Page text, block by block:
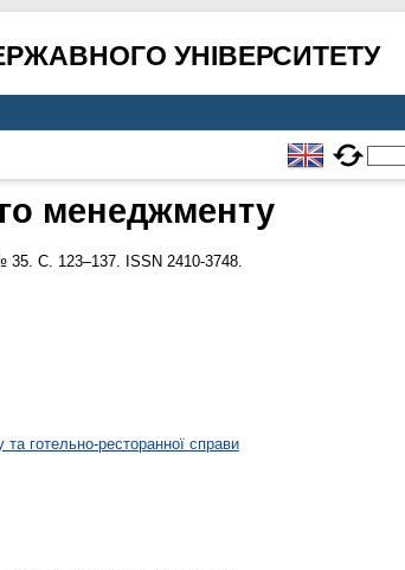
УНІВЕРСИТЕТУ
менеджменту
35. С. 123–137. ISSN 2410-3748.
готельно-ресторанної справи